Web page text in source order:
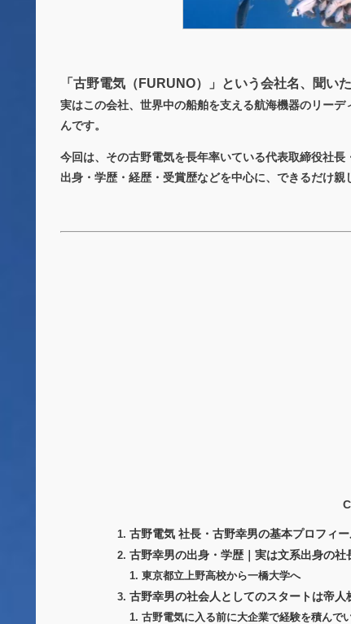
「古野電気（FURUNO）」という会社名、聞い
実はこの会社、世界中の船舶を支える航海機器のリー
んです。
今回は、その古野電気を長年率いている代表取締役社長
出身・学歴・経歴・受賞歴などを中心に、できるだけ親
古野電気 社長・古野幸男の基本プロフィ
古野幸男の出身・学歴｜実は文系出身の社
東京都立上野高校から一橋大学へ
古野幸男の社会人としてのスタートは帝人
古野電気に入る前に大企業で経験を積んで